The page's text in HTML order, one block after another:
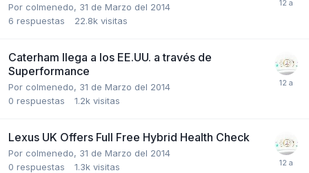
Por colmenedo, 31 de Marzo del 2014
6 respuestas 22.8k visitas
Caterham llega a los EE.UU. a través de
Superformance
Por colmenedo, 31 de Marzo del 2014
0 respuestas 1.2k visitas
Lexus UK Offers Full Free Hybrid Health Check
Por colmenedo, 31 de Marzo del 2014
0 respuestas 1.3k visitas